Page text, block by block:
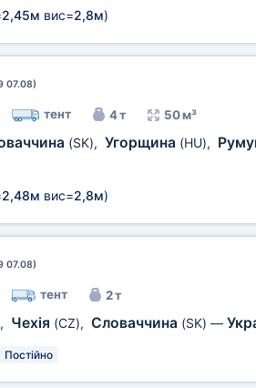
2,45м вис=2,8м)
07.08)
тент 4 т 50 м³
(SK), Угорщина (HU),
2,48м вис=2,8м)
07.08)
тент 2 т
, Чехія (CZ), Словаччина (SK) —
Постійно